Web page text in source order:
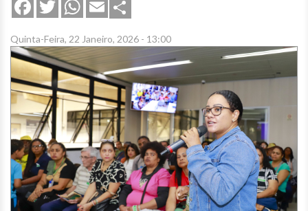
FacebookTwitterWhatsApp
Email
Quinta-Feira, 22 Janeiro, 2026 - 13:00